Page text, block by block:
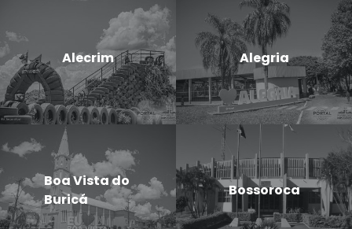
Alecrim Alegria
Boa Vista do
Buricá
Bossoroca